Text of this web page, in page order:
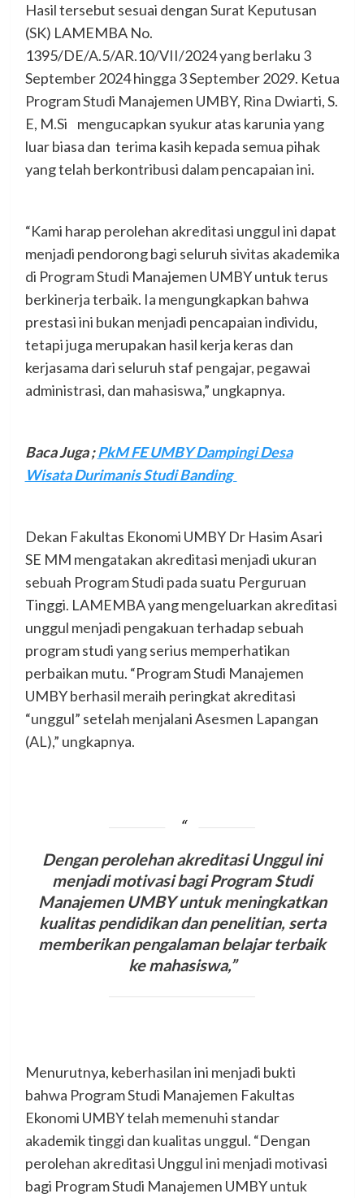
Hasil tersebut sesuai dengan Surat Keputusan
(SK) LAMEMBA No.
1395/DE/A.5/AR.10/VII/2024 yang berlaku 3
September 2024 hingga 3 September 2029. Ketua
Program Studi Manajemen UMBY, Rina Dwiarti, S.
E, M.Si mengucapkan syukur atas karunia yang
luar biasa dan terima kasih kepada semua pihak
yang telah berkontribusi dalam pencapaian ini.
“Kami harap perolehan akreditasi unggul ini dapat
menjadi pendorong bagi seluruh sivitas akademika
di Program Studi Manajemen UMBY untuk terus
berkinerja terbaik. Ia mengungkapkan bahwa
prestasi ini bukan menjadi pencapaian individu,
tetapi juga merupakan hasil kerja keras dan
kerjasama dari seluruh staf pengajar, pegawai
administrasi, dan mahasiswa,” ungkapnya.
Baca Juga;PkM FE UMBY Dampingi Desa
Wisata Durimanis Studi Banding
Dekan Fakultas Ekonomi UMBY Dr Hasim Asari
SE MM mengatakan akreditasi menjadi ukuran
sebuah Program Studi pada suatu Perguruan
Tinggi. LAMEMBA yang mengeluarkan akreditasi
unggul menjadi pengakuan terhadap sebuah
program studi yang serius memperhatikan
perbaikan mutu. “Program Studi Manajemen
UMBY berhasil meraih peringkat akreditasi
“unggul” setelah menjalani Asesmen Lapangan
(AL),” ungkapnya.
Dengan perolehan akreditasi Unggul ini
menjadi motivasi bagi Program Studi
Manajemen UMBY untuk meningkatkan
kualitas pendidikan dan penelitian, serta
memberikan pengalaman belajar terbaik
ke mahasiswa,”
Menurutnya, keberhasilan ini menjadi bukti
bahwa Program Studi Manajemen Fakultas
Ekonomi UMBY telah memenuhi standar
akademik tinggi dan kualitas unggul. “Dengan
perolehan akreditasi Unggul ini menjadi motivasi
bagi Program Studi Manajemen UMBY untuk